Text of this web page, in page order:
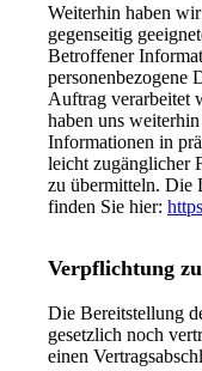
Weiterhin haben
gegenseitig
Betroffener
personenbezogene
Auftrag verarbeitet
haben uns
Informationen in
leicht zugänglicher
zu übermitteln. Die
finden Sie hier:
Verpflichtung
Die Bereitstellung
gesetzlich noch
einen